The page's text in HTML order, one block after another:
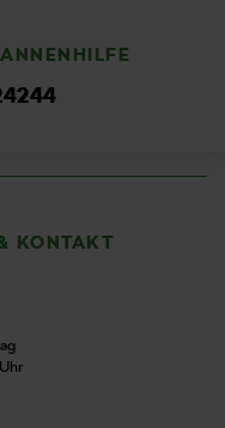
KONTAKT